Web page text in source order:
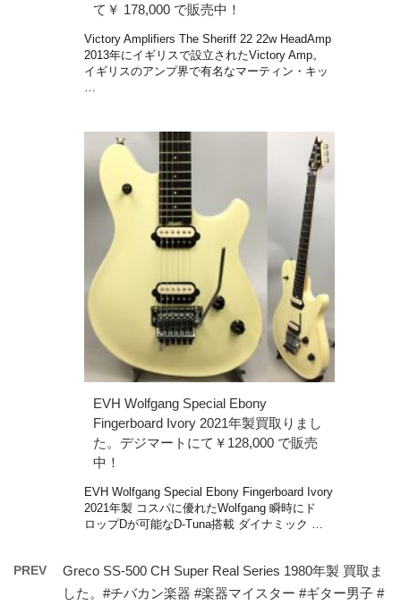
て￥ 178,000 で販売中！
Victory Amplifiers The Sheriff 22 22w HeadAmp
2013年にイギリスで設立されたVictory Amp。
イギリスのアンプ界で有名なマーティン・キッ
EVH Wolfgang Special Ebony
Fingerboard Ivory 2021年製買取りまし
た。デジマートにて￥128,000 で販売
中！
EVH Wolfgang Special Ebony Fingerboard Ivory
2021年製 コスパに優れたWolfgang 瞬時にド
ロップDが可能なD-Tuna搭載 ダイナミック …
PREV
Greco SS-500 CH Super Real Series 1980年製 買取ま
した。#チバカン楽器 #楽器マイスター #ギター男子 #